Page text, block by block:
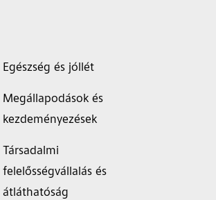
Egészség és jóllét
Megállapodások és
kezdeményezések
Társadalmi
felelősségvállalás és
átláthatóság